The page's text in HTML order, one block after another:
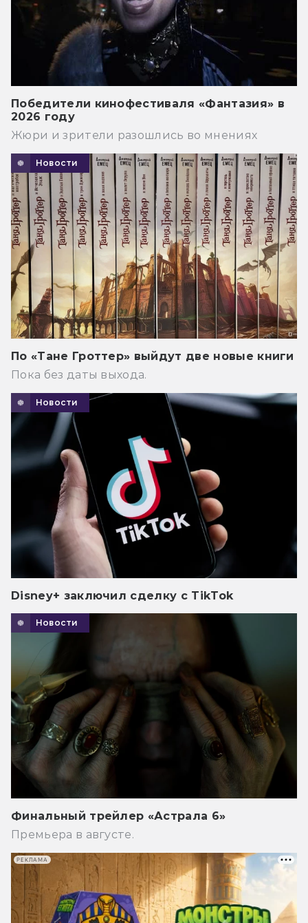
Победители кинофестиваля «Фантазия» в
2026 году
Жюри и зрители разошлись во мнениях
Новости
По «Тане Гроттер» выйдут две новые книги
Пока без даты выхода.
Новости
Disney+ заключил сделку с TikTok
Новости
Финальный трейлер «Астрала 6»
Премьера в августе.
РЕКЛАМА